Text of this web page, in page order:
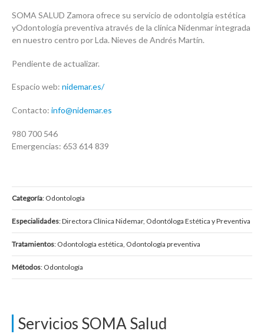
Servicios SOMA Salud
SOMA SALUD Zamora ofrece su servicio de odontolgía estética
yOdontología preventiva através de la clínica Nidenmar integrada
en nuestro centro por Lda. Nieves de Andrés Martín.
Pendiente de actualizar.
Espacio web: nidemar.es/
Contacto: info@nidemar.es
980 700 546
Emergencias: 653 614 839
Categoría: Odontología
Especialidades: Directora Clínica Nidemar, Odontóloga Estética y Preventiva
Tratamientos: Odontología estética, Odontología preventiva
Métodos: Odontología